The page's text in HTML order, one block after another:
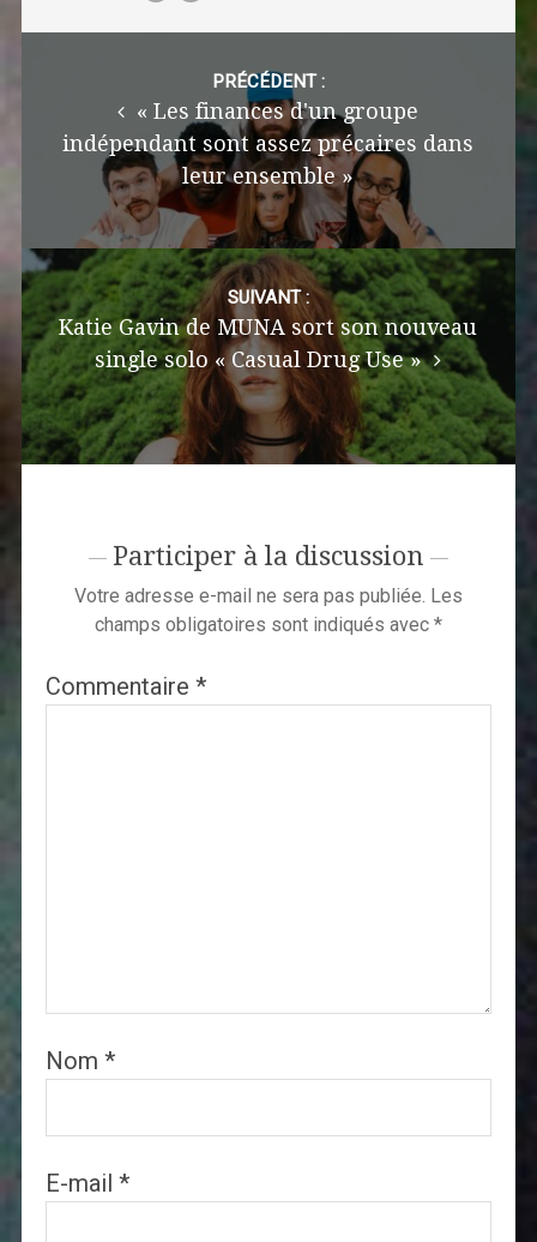
PRÉCÉDENT :
« Les finances d'un groupe
indépendant sont assez précaires dans
leur ensemble »
SUIVANT :
Katie Gavin de MUNA sort son nouveau
single solo « Casual Drug Use »
Participer à la discussion
Votre adresse e-mail ne sera pas publiée. Les
champs obligatoires sont indiqués avec *
Commentaire *
Nom *
E-mail *